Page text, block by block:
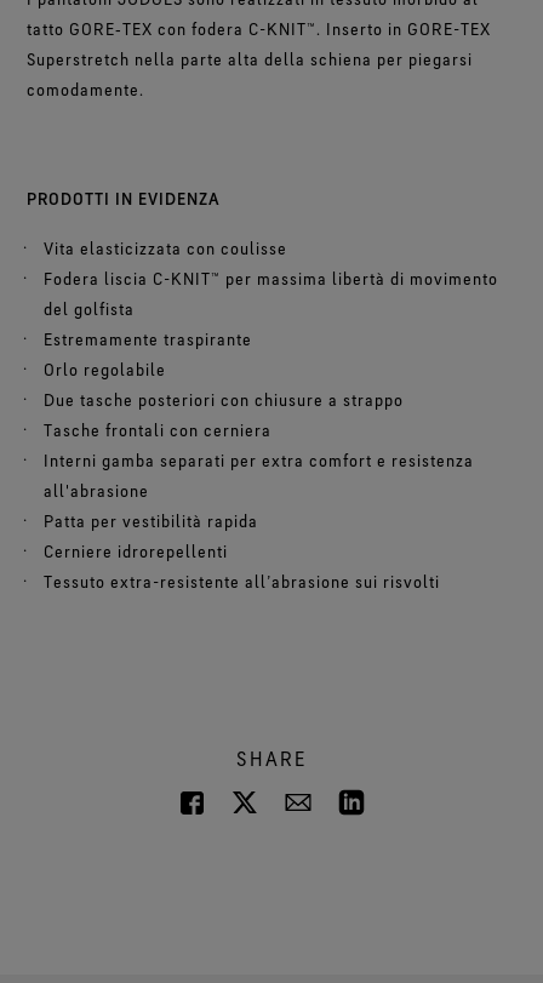
tatto GORE‑TEX con fodera C-KNIT™. Inserto in GORE-TEX
Superstretch nella parte alta della schiena per piegarsi
comodamente.
PRODOTTI IN EVIDENZA
Vita elasticizzata con coulisse
Fodera liscia C-KNIT™ per massima libertà di movimento
del golfista
Estremamente traspirante
Orlo regolabile
Due tasche posteriori con chiusure a strappo
Tasche frontali con cerniera
Interni gamba separati per extra comfort e resistenza
all'abrasione
Patta per vestibilità rapida
Cerniere idrorepellenti
Tessuto extra-resistente all’abrasione sui risvolti
SHARE